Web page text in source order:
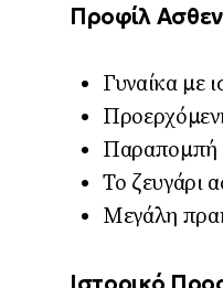
Προφίλ
Γυναίκα με
Παραπομπή
Το ζευγάρι
Μεγάλη